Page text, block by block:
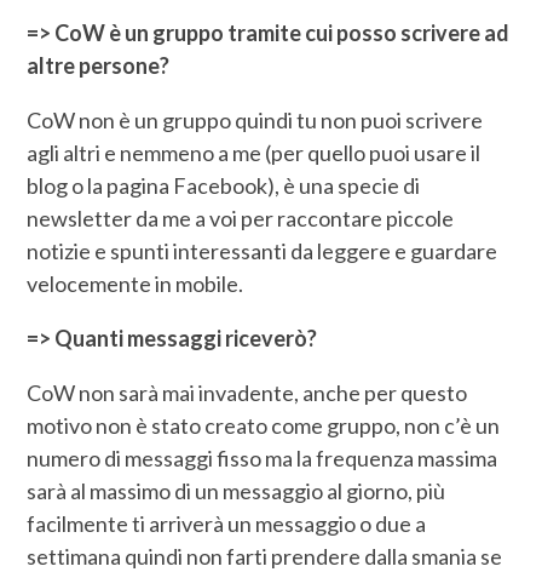
=> CoW è un gruppo tramite cui posso scrivere ad
altre persone?
CoW non è un gruppo quindi tu non puoi scrivere
agli altri e nemmeno a me (per quello puoi usare il
blog o la pagina Facebook), è una specie di
newsletter da me a voi per raccontare piccole
notizie e spunti interessanti da leggere e guardare
velocemente in mobile.
=> Quanti messaggi riceverò?
CoW non sarà mai invadente, anche per questo
motivo non è stato creato come gruppo, non c’è un
numero di messaggi fisso ma la frequenza massima
sarà al massimo di un messaggio al giorno, più
facilmente ti arriverà un messaggio o due a
settimana quindi non farti prendere dalla smania se